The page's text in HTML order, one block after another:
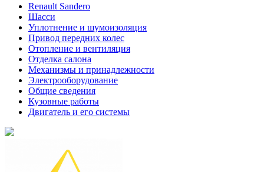
Renault Sandero
Шасси
Уплотнение и шумоизоляция
Привод передних колес
Отопление и вентиляция
Отделка салона
Механизмы и принадлежности
Электрооборудование
Общие сведения
Кузовные работы
Двигатель и его системы